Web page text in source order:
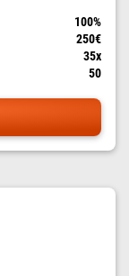
100%
250€
35x
50